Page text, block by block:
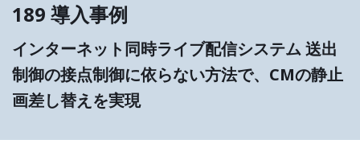
189 導入事例
インターネット同時ライブ配信システム 送出
制御の接点制御に依らない方法で、CMの静止
画差し替えを実現